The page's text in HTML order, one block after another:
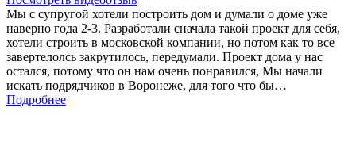
Мы с супругой хотели построить дом и думали о доме уже
наверно года 2-3. Разработали сначала такой проект для себя,
хотели строить в московской компании, но потом как то все
завертелолсь закрутилось, передумали. Проект дома у нас
остался, потому что он нам очень понравился, Мы начали
искать подрядчиков в Воронеже, для того что бы…
Подробнее